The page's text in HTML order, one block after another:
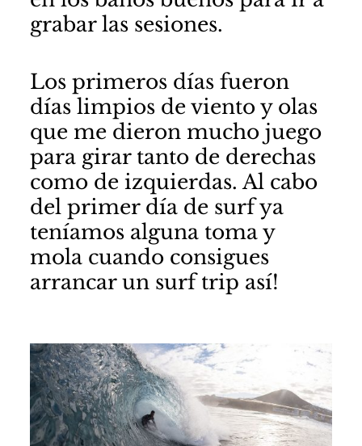
grabar las sesiones.
Los primeros días fueron
días limpios de viento y olas
que me dieron mucho juego
para girar tanto de derechas
como de izquierdas. Al cabo
del primer día de surf ya
teníamos alguna toma y
mola cuando consigues
arrancar un surf trip así!